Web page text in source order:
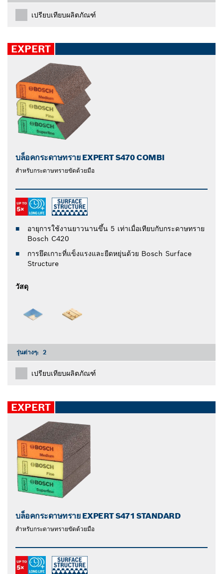
เปรียบเทียบผลิตภัณฑ์
EXPERT
บล็อคกระดาษทราย EXPERT S470 COMBI
สำหรับกระดาษทรายขัดด้วยมือ
อายุการใช้งานยาวนานขึ้น 5 เท่าเมื่อเทียบกับกระดาษทราย
Bosch C420
การยึดเกาะที่แข็งแรงและยืดหยุ่นด้วย Bosch Surface
Structure
วัสดุ
รุ่นต่างๆ: 2
เปรียบเทียบผลิตภัณฑ์
EXPERT
บล็อคกระดาษทราย EXPERT S471 STANDARD
สำหรับกระดาษทรายขัดด้วยมือ